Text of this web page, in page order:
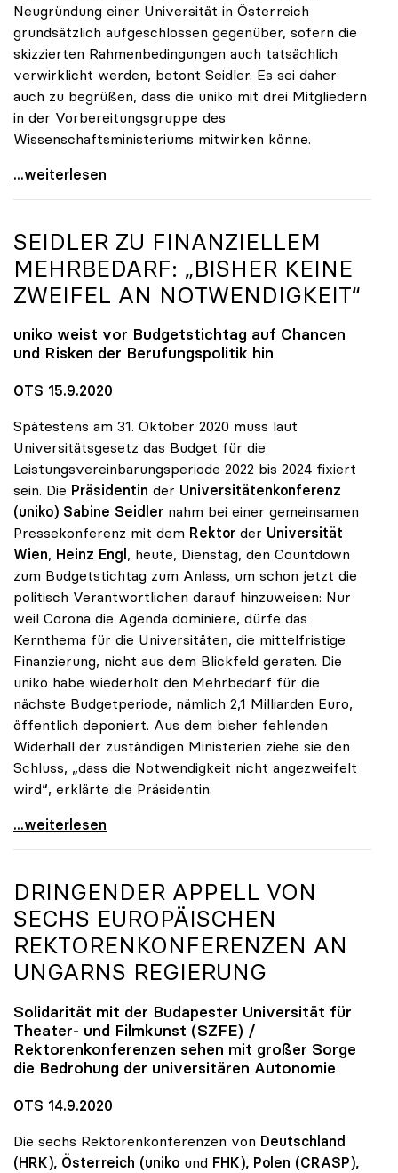
Neugründung einer Universität in Österreich
grundsätzlich aufgeschlossen gegenüber, sofern die
skizzierten Rahmenbedingungen auch tatsächlich
verwirklicht werden, betont Seidler. Es sei daher
auch zu begrüßen, dass die uniko mit drei Mitgliedern
in der Vorbereitungsgruppe des
Wissenschaftsministeriums mitwirken könne.
uniko steht Neugründung der TU Oberösterreich
...weiterlesen
SEIDLER ZU FINANZIELLEM
MEHRBEDARF: „BISHER KEINE
ZWEIFEL AN NOTWENDIGKEIT“
uniko weist vor Budgetstichtag auf Chancen
und Risken der Berufungspolitik hin
OTS 15.9.2020
Spätestens am 31. Oktober 2020 muss laut
Universitätsgesetz das Budget für die
Leistungsvereinbarungsperiode 2022 bis 2024 fixiert
sein. Die Präsidentin der Universitätenkonferenz
(uniko) Sabine Seidler nahm bei einer gemeinsamen
Pressekonferenz mit dem Rektor der Universität
Wien, Heinz Engl , heute, Dienstag, den Countdown
zum Budgetstichtag zum Anlass, um schon jetzt die
politisch Verantwortlichen darauf hinzuweisen: Nur
weil Corona die Agenda dominiere, dürfe das
Kernthema für die Universitäten, die mittelfristige
Finanzierung, nicht aus dem Blickfeld geraten. Die
uniko habe wiederholt den Mehrbedarf für die
nächste Budgetperiode, nämlich 2,1 Milliarden Euro,
öffentlich deponiert. Aus dem bisher fehlenden
Widerhall der zuständigen Ministerien ziehe sie den
Schluss, „dass die Notwendigkeit nicht angezweifelt
wird“, erklärte die Präsidentin.
Seidler zu finanziellem Mehrbedarf: „Bisher keine
...weiterlesen
DRINGENDER APPELL VON
SECHS EUROPÄISCHEN
REKTORENKONFERENZEN AN
UNGARNS REGIERUNG
Solidarität mit der Budapester Universität für
Theater- und Filmkunst (SZFE) /
Rektorenkonferenzen sehen mit großer Sorge
die Bedrohung der universitären Autonomie
OTS 14.9.2020
Die sechs Rektorenkonferenzen von Deutschland
(HRK), Österreich (uniko und FHK), Polen (CRASP),